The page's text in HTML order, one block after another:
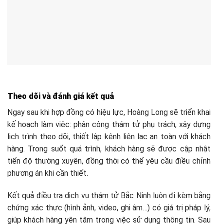
Theo dõi và đánh giá kết quả
Ngay sau khi hợp đồng có hiệu lực, Hoàng Long sẽ triển khai
kế hoạch làm việc: phân công thám tử phụ trách, xây dựng
lịch trình theo dõi, thiết lập kênh liên lạc an toàn với khách
hàng. Trong suốt quá trình, khách hàng sẽ được cập nhật
tiến độ thường xuyên, đồng thời có thể yêu cầu điều chỉnh
phương án khi cần thiết.
Kết quả điều tra dịch vụ thám tử Bắc Ninh luôn đi kèm bằng
chứng xác thực (hình ảnh, video, ghi âm…) có giá trị pháp lý,
giúp khách hàng yên tâm trong việc sử dụng thông tin. Sau